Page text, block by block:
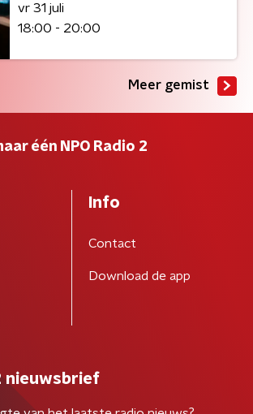
vr 31 juli
18:00 - 20:00
Meer gemist
één NPO Radio 2
Info
Contact
Download de app
nieuwsbrief